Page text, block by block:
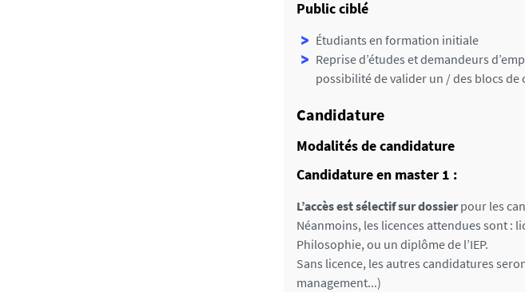
Public ciblé
Étudiants en formation initiale
Reprise d’études et demandeurs
possibilité de valider un / des blocs de
Candidature
Modalités de candidature
Candidature en master 1 :
L’accès est sélectif sur dossierpour les
Néanmoins, les licences attendues sont :
Philosophie, ou un diplôme de l’IEP.
Sans licence, les autres candidatures
management...)